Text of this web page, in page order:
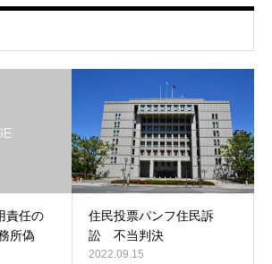
責任の
所偽
住民投票パンフ住民訴
訟 不当判決
2022.09.15